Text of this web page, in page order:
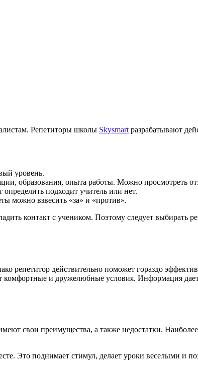
Репетиторы школы Skysmart разрабатывают
уровень.
образования, опыта работы. Можно просмотреть
подходит учитель или нет.
можно взвесить «за» и «против».
контакт с учеником. Поэтому следует выбирать
репетитор действительно поможет гораздо
комфортные и дружелюбные условия. Информация
свои преимущества, а также недостатки.
Это поднимает стимул, делает уроки веселыми и